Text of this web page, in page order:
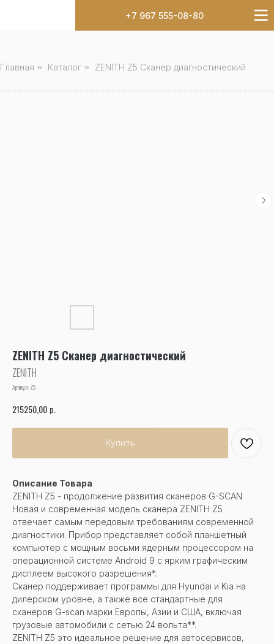
+7 967 555-08-80
Главная » Каталог » ZENITH Z5 Сканер диагностический
ZENITH Z5 Сканер диагностический
ZENITH
Артикул: Z5
215250,00 р.
Купить
Описание Товара
ZENITH Z5 - продолжение развития сканеров G-SCAN
Новая и современная модель сканера ZENITH Z5
отвечает самым передовым требованиям современной
диагностики. Прибор представляет собой планшетный
компьютер с мощным восьми ядерным процессором на
операционной системе Android 9 с ярким графическим
дисплеем высокого разрешения*.
Сканер поддерживает программы для Hyundai и Kia на
дилерском уровне, а также все стандартные для
сканеров G-scan марки Европы, Азии и США, включая
грузовые автомобили с сетью 24 вольта**.
ZENITH Z5 это идеальное решение для автосервисов,